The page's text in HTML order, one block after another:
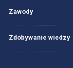
Zawody
Zdobywanie wiedzy